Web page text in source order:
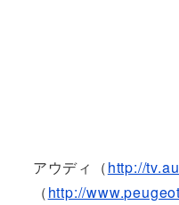
アウディ（http://
（http://